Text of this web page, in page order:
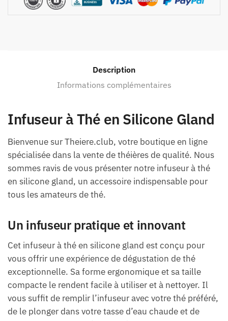
Description
Informations complémentaires
Infuseur à Thé en Silicone Gland
Bienvenue sur Theiere.club, votre boutique en ligne
spécialisée dans la vente de théières de qualité. Nous
sommes ravis de vous présenter notre infuseur à thé
en silicone gland, un accessoire indispensable pour
tous les amateurs de thé.
Un infuseur pratique et innovant
Cet infuseur à thé en silicone gland est conçu pour
vous offrir une expérience de dégustation de thé
exceptionnelle. Sa forme ergonomique et sa taille
compacte le rendent facile à utiliser et à nettoyer. Il
vous suffit de remplir l’infuseur avec votre thé préféré,
de le plonger dans votre tasse d’eau chaude et de